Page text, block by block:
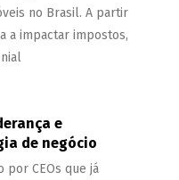
no Brasil. A partir
a impactar impostos,
e
de negócio
por CEOs que já